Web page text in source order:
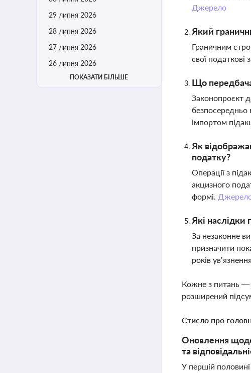
29 липня 2026
28 липня 2026
27 липня 2026
26 липня 2026
ПОКАЗАТИ БІЛЬШЕ
Джерело
Який
Граничним
свої податкові
Що
Законопроєкт
імпортом
Як
податку?
Операції з
акцизного
формі.
Які
За незаконне
призначити
років
Кожне з питань —
розширений
Стисло про
Оновлення щодо
та
У першій